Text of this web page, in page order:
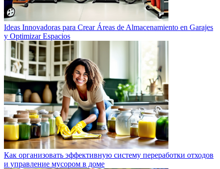
Ideas Innovadoras para Crear Áreas de Almacenamiento en Garajes
y Optimizar Espacios
Как организовать эффективную систему переработки отходов
и управление мусором в доме